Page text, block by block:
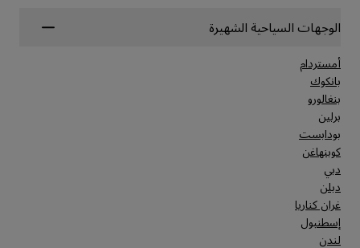
الوجهات السياحية الشهيرة
أمستردام
بانكوك
بنغالورو
برلين
بودابست
كوبنهاغن
دبي
دبلن
غران كناريا
إسطنبول
لندن